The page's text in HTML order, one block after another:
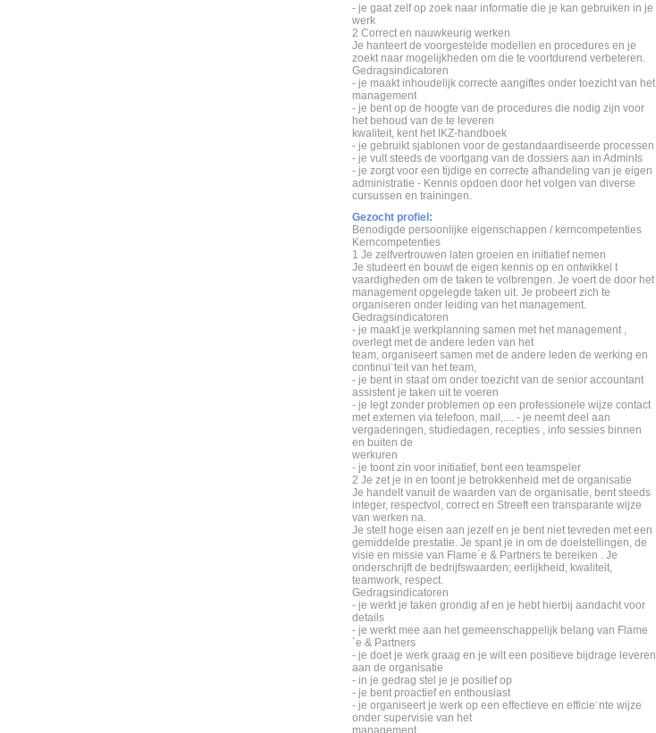
- je gaat zelf op zoek naar informatie die je kan gebruiken in je
werk
2 Correct en nauwkeurig werken
Je hanteert de voorgestelde modellen en procedures en je
zoekt naar mogelijkheden om die te voortdurend verbeteren.
Gedragsindicatoren
- je maakt inhoudelijk correcte aangiftes onder toezicht van het
management
- je bent op de hoogte van de procedures die nodig zijn voor
het behoud van de te leveren
kwaliteit, kent het IKZ-handboek
- je gebruikt sjablonen voor de gestandaardiseerde processen
- je vult steeds de voortgang van de dossiers aan in AdminIs
- je zorgt voor een tijdige en correcte afhandeling van je eigen
administratie - Kennis opdoen door het volgen van diverse
cursussen en trainingen.
Gezocht profiel:
Benodigde persoonlijke eigenschappen / kerncompetenties
Kerncompetenties
1 Je zelfvertrouwen laten groeien en initiatief nemen
Je studeert en bouwt de eigen kennis op en ontwikkel t
vaardigheden om de taken te volbrengen. Je voert de door het
management opgelegde taken uit. Je probeert zich te
organiseren onder leiding van het management.
Gedragsindicatoren
- je maakt je werkplanning samen met het management ,
overlegt met de andere leden van het
team, organiseert samen met de andere leden de werking en
continui¨teit van het team,
- je bent in staat om onder toezicht van de senior accountant
assistent je taken uit te voeren
- je legt zonder problemen op een professionele wijze contact
met externen via telefoon, mail,.... - je neemt deel aan
vergaderingen, studiedagen, recepties , info sessies binnen
en buiten de
werkuren
- je toont zin voor initiatief, bent een teamspeler
2 Je zet je in en toont je betrokkenheid met de organisatie
Je handelt vanuit de waarden van de organisatie, bent steeds
integer, respectvol, correct en Streeft een transparante wijze
van werken na.
Je stelt hoge eisen aan jezelf en je bent niet tevreden met een
gemiddelde prestatie. Je spant je in om de doelstellingen, de
visie en missie van Flame´e & Partners te bereiken . Je
onderschrijft de bedrijfswaarden; eerlijkheid, kwaliteit,
teamwork, respect.
Gedragsindicatoren
- je werkt je taken grondig af en je hebt hierbij aandacht voor
details
- je werkt mee aan het gemeenschappelijk belang van Flame
´e & Partners
- je doet je werk graag en je wilt een positieve bijdrage leveren
aan de organisatie
- in je gedrag stel je je positief op
- je bent proactief en enthousiast
- je organiseert je werk op een effectieve en efficie¨nte wijze
onder supervisie van het
management